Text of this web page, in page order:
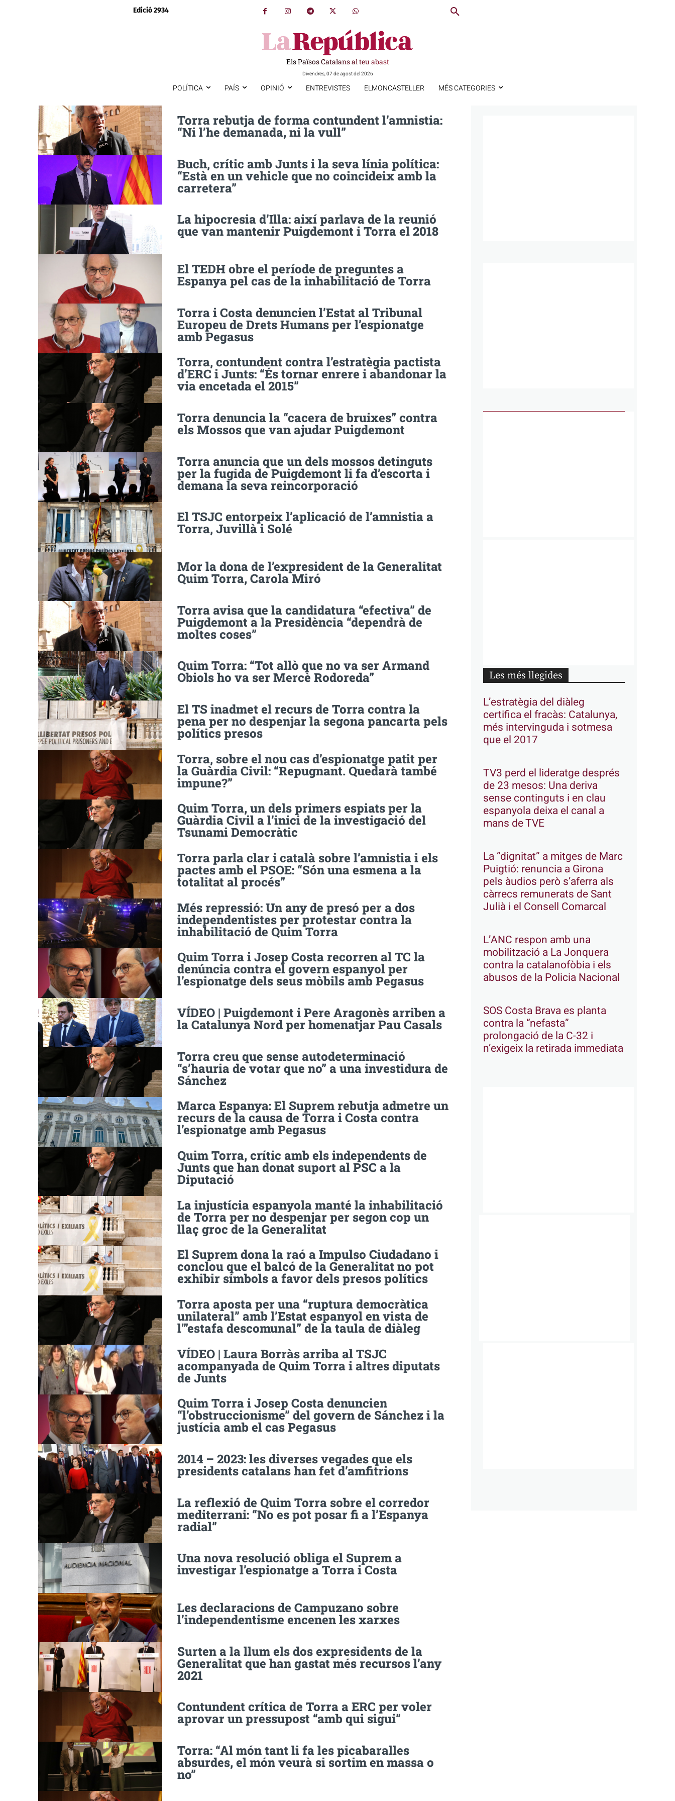
Edició 2934
Els Països Catalans al teu abast
Divendres, 07 de agost del 2026
POLÍTICA PAÍS OPINIÓ ENTREVISTES ELMONCASTELLER MÉS CATEGORIES
Torra rebutja de forma contundent l’amnistia:
“Ni l’he demanada, ni la vull”
Buch, crític amb Junts i la seva línia política:
“Està en un vehicle que no coincideix amb la
carretera”
La hipocresia d’Illa: així parlava de la reunió
que van mantenir Puigdemont i Torra el 2018
El TEDH obre el període de preguntes a
Espanya pel cas de la inhabilitació de Torra
Torra i Costa denuncien l’Estat al Tribunal
Europeu de Drets Humans per l’espionatge
amb Pegasus
Torra, contundent contra l’estratègia pactista
d’ERC i Junts: “És tornar enrere i abandonar la
via encetada el 2015”
Torra denuncia la “cacera de bruixes” contra
els Mossos que van ajudar Puigdemont
Torra anuncia que un dels mossos detinguts
per la fugida de Puigdemont li fa d’escorta i
demana la seva reincorporació
El TSJC entorpeix l’aplicació de l’amnistia a
Torra, Juvillà i Solé
Mor la dona de l’expresident de la Generalitat
Quim Torra, Carola Miró
Torra avisa que la candidatura “efectiva” de
Puigdemont a la Presidència “dependrà de
moltes coses”
Quim Torra: “Tot allò que no va ser Armand
Obiols ho va ser Mercè Rodoreda”
El TS inadmet el recurs de Torra contra la
pena per no despenjar la segona pancarta pels
polítics presos
Torra, sobre el nou cas d’espionatge patit per
la Guàrdia Civil: “Repugnant. Quedarà també
impune?”
Quim Torra, un dels primers espiats per la
Guàrdia Civil a l’inici de la investigació del
Tsunami Democràtic
Torra parla clar i català sobre l’amnistia i els
pactes amb el PSOE: “Són una esmena a la
totalitat al procés”
Més repressió: Un any de presó per a dos
independentistes per protestar contra la
inhabilitació de Quim Torra
Quim Torra i Josep Costa recorren al TC la
denúncia contra el govern espanyol per
l’espionatge dels seus mòbils amb Pegasus
VÍDEO | Puigdemont i Pere Aragonès arriben a
la Catalunya Nord per homenatjar Pau Casals
Torra creu que sense autodeterminació
“s’hauria de votar que no” a una investidura de
Sánchez
Marca Espanya: El Suprem rebutja admetre un
recurs de la causa de Torra i Costa contra
l’espionatge amb Pegasus
Quim Torra, crític amb els independents de
Junts que han donat suport al PSC a la
Diputació
La injustícia espanyola manté la inhabilitació
de Torra per no despenjar per segon cop un
llaç groc de la Generalitat
El Suprem dona la raó a Impulso Ciudadano i
conclou que el balcó de la Generalitat no pot
exhibir símbols a favor dels presos polítics
Torra aposta per una “ruptura democràtica
unilateral” amb l’Estat espanyol en vista de
l'”estafa descomunal” de la taula de diàleg
VÍDEO | Laura Borràs arriba al TSJC
acompanyada de Quim Torra i altres diputats
de Junts
Quim Torra i Josep Costa denuncien
“l’obstruccionisme” del govern de Sánchez i la
justícia amb el cas Pegasus
2014 – 2023: les diverses vegades que els
presidents catalans han fet d’amfitrions
La reflexió de Quim Torra sobre el corredor
mediterrani: “No es pot posar fi a l’Espanya
radial”
Una nova resolució obliga el Suprem a
investigar l’espionatge a Torra i Costa
Les declaracions de Campuzano sobre
l’independentisme encenen les xarxes
Surten a la llum els dos expresidents de la
Generalitat que han gastat més recursos l’any
2021
Contundent crítica de Torra a ERC per voler
aprovar un pressupost “amb qui sigui”
Torra: “Al món tant li fa les picabaralles
absurdes, el món veurà si sortim en massa o
no”
Les més llegides
L’estratègia del diàleg
certifica el fracàs: Catalunya,
més intervinguda i sotmesa
que el 2017
TV3 perd el lideratge després
de 23 mesos: Una deriva
sense continguts i en clau
espanyola deixa el canal a
mans de TVE
La “dignitat” a mitges de Marc
Puigtió: renuncia a Girona
pels àudios però s’aferra als
càrrecs remunerats de Sant
Julià i el Consell Comarcal
L’ANC respon amb una
mobilització a La Jonquera
contra la catalanofòbia i els
abusos de la Policia Nacional
SOS Costa Brava es planta
contra la “nefasta”
prolongació de la C-32 i
n’exigeix la retirada immediata